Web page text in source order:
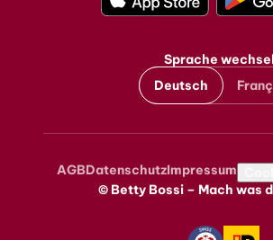
Sprache
Deutsch
Metanavigation
AGBDatenschutzImpressum
© Betty Bossi – Mach was